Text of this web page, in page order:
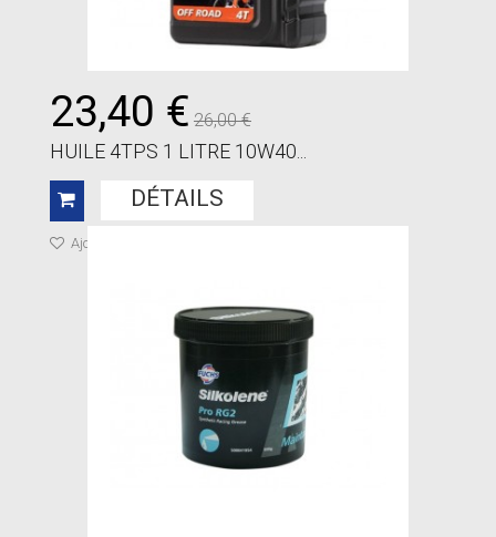
23,40 € 26,00 €
HUILE 4TPS 1 LITRE 10W40...
DÉTAILS
Ajouter à ma liste de cadeaux